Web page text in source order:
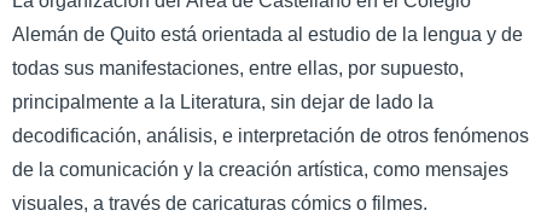
Alemán de Quito está orientada al estudio de la lengua y de
todas sus manifestaciones, entre ellas, por supuesto,
principalmente a la Literatura, sin dejar de lado la
decodificación, análisis, e interpretación de otros fenómenos
de la comunicación y la creación artística, como mensajes
visuales, a través de caricaturas cómics o filmes.